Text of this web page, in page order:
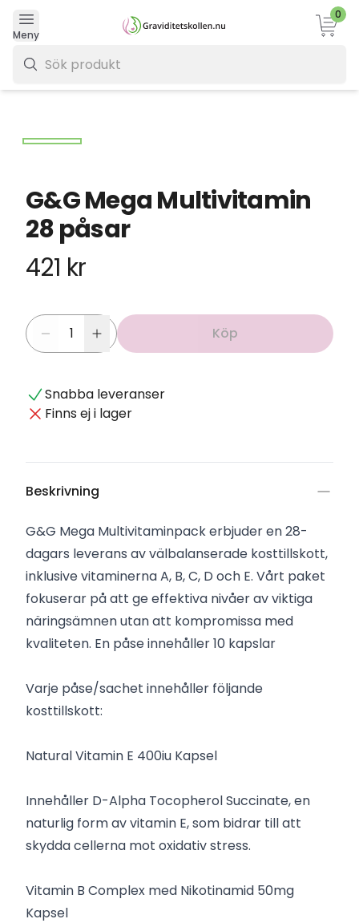
Meny
0
G&G Mega Multivitamin
28 påsar
421 kr
Köp
Snabba leveranser
Finns ej i lager
Beskrivning
G&G Mega Multivitaminpack erbjuder en 28-
dagars leverans av välbalanserade kosttillskott,
inklusive vitaminerna A, B, C, D och E. Vårt paket
fokuserar på att ge effektiva nivåer av viktiga
näringsämnen utan att kompromissa med
kvaliteten. En påse innehåller 10 kapslar
Varje påse/sachet innehåller följande
kosttillskott:
Natural Vitamin E 400iu Kapsel
Innehåller D-Alpha Tocopherol Succinate, en
naturlig form av vitamin E, som bidrar till att
skydda cellerna mot oxidativ stress.
Vitamin B Complex med Nikotinamid 50mg
Kapsel